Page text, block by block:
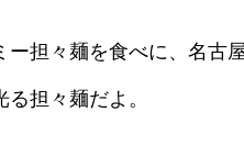
担々麺を食べに、名古
担々麺だよ。